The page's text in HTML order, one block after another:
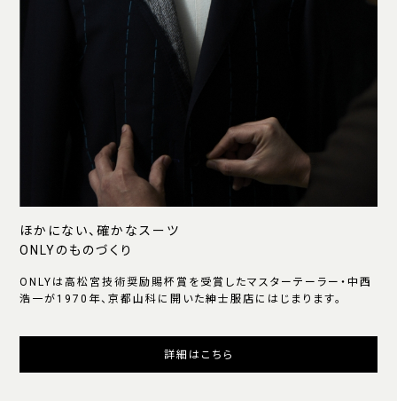
ほかにない、確かなスーツ
ONLYのものづくり
ONLYは高松宮技術奨励賜杯賞を受賞したマスターテーラー・中西
浩一が1970年、京都山科に開いた紳士服店にはじまります。
詳細はこちら